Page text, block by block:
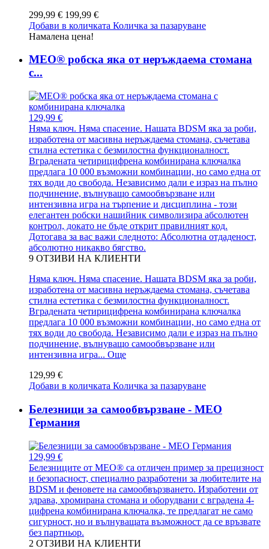
299,99 € 199,99 €
Добави в количката Количка за пазаруване
Намалена цена!
MEO® робска яка от неръждаема стомана
с...
129,99 €
Няма ключ. Няма спасение. Нашата BDSM яка за роби,
изработена от масивна неръждаема стомана, съчетава
стилна естетика с безмилостна функционалност.
Вградената четирицифрена комбинирана ключалка
предлага 10 000 възможни комбинации, но само една от
тях води до свобода. Независимо дали е израз на пълно
подчинение, вълнуващо самообвързване или
интензивна игра на търпение и дисциплина - този
елегантен робски нашийник символизира абсолютен
контрол, докато не бъде открит правилният код.
Дотогава за вас важи следното: Абсолютна отдаденост,
абсолютно никакво бягство.
9 ОТЗИВИ НА КЛИЕНТИ
Няма ключ. Няма спасение. Нашата BDSM яка за роби,
изработена от масивна неръждаема стомана, съчетава
стилна естетика с безмилостна функционалност.
Вградената четирицифрена комбинирана ключалка
предлага 10 000 възможни комбинации, но само една от
тях води до свобода. Независимо дали е израз на пълно
подчинение, вълнуващо самообвързване или
интензивна игра... Още
129,99 €
Добави в количката Количка за пазаруване
Белезници за самообвързване - MEO
Германия
129,99 €
Белезниците от MEO® са отличен пример за прецизност
и безопасност, специално разработени за любителите на
BDSM и феновете на самообвързването. Изработени от
здрава, хромирана стомана и оборудвани с вградена 4-
цифрена комбинирана ключалка, те предлагат не само
сигурност, но и вълнуващата възможност да се връзвате
без партньор.
2 ОТЗИВИ НА КЛИЕНТИ